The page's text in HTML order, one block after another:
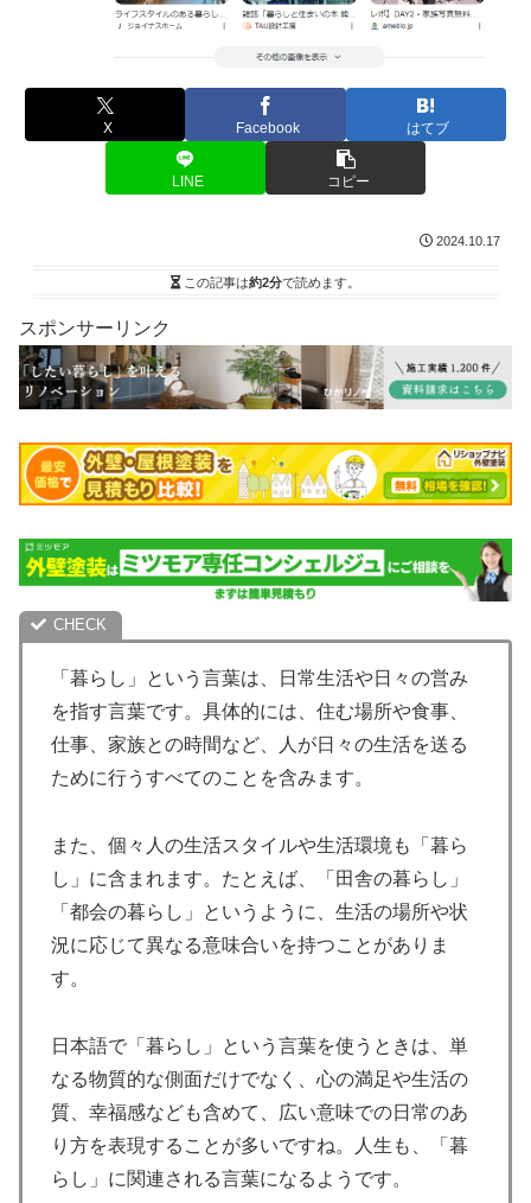
X Facebook はてブ
LINE コピー
2024.10.17
この記事は約2分で読めます。
スポンサーリンク
「暮らし」という言葉は、日常生活や日々の営み
を指す言葉です。具体的には、住む場所や食事、
仕事、家族との時間など、人が日々の生活を送る
ために行うすべてのことを含みます。
また、個々人の生活スタイルや生活環境も「暮ら
し」に含まれます。たとえば、「田舎の暮らし」
「都会の暮らし」というように、生活の場所や状
況に応じて異なる意味合いを持つことがありま
す。
日本語で「暮らし」という言葉を使うときは、単
なる物質的な側面だけでなく、心の満足や生活の
質、幸福感なども含めて、広い意味での日常のあ
り方を表現することが多いですね。人生も、「暮
らし」に関連される言葉になるようです。